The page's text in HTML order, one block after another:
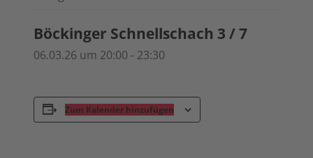
Böckinger Schnellschach 3 / 7
06.03.26 um 20:00 - 23:30
Zum Kalender hinzufügen